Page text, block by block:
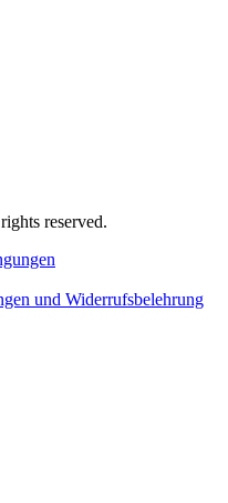
reserved.
und Widerrufsbelehrung